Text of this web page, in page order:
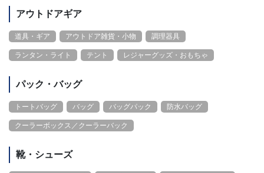
アウトドアギア
道具・ギア アウトドア雑貨・小物 調理器具
ランタン・ライト テント レジャーグッズ・おもちゃ
パック・バッグ
トートバッグ バッグ バッグパック 防水バッグ
クーラーボックス／クーラーバック
靴・シューズ